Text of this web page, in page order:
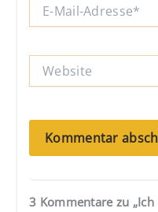
Mail-
Website
3 Kommentare zu